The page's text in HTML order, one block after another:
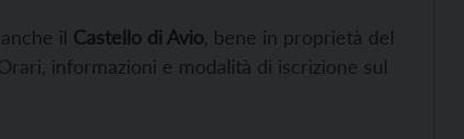
il Castello di Avio, bene in proprietà del
informazioni e modalità di iscrizione sul